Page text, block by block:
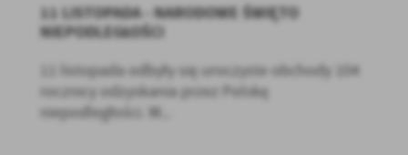
11 LISTOPADA - NARODOWE ŚWIĘTO
NIEPODLEGŁOŚCI
11 listopada odbyły się uroczyste obchody 104
rocznicy odzyskania przez Polskę
niepodległości. W...